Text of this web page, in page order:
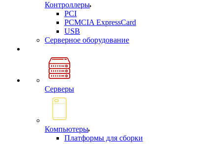
Контроллеры
PCI
PCMCIA ExpressCard
USB
Cерверное оборудование
Серверы
Компьютеры
Платформы для сборки